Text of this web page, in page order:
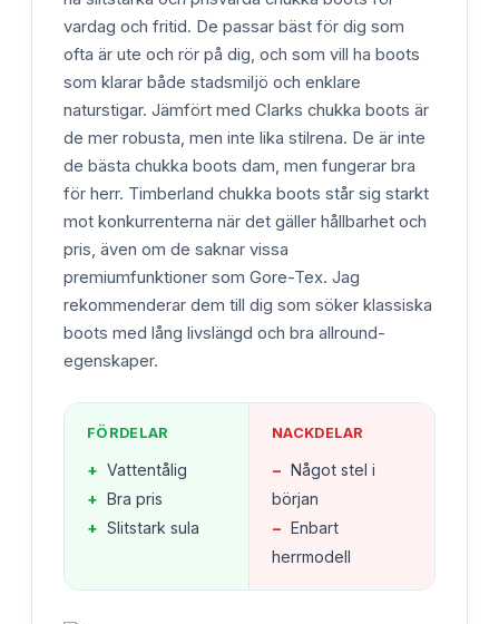
vardag och fritid. De passar bäst för dig som
ofta är ute och rör på dig, och som vill ha boots
som klarar både stadsmiljö och enklare
naturstigar. Jämfört med Clarks chukka boots är
de mer robusta, men inte lika stilrena. De är inte
de bästa chukka boots dam, men fungerar bra
för herr. Timberland chukka boots står sig starkt
mot konkurrenterna när det gäller hållbarhet och
pris, även om de saknar vissa
premiumfunktioner som Gore-Tex. Jag
rekommenderar dem till dig som söker klassiska
boots med lång livslängd och bra allround-
egenskaper.
FÖRDELAR
+ Vattentålig
+ Bra pris
+ Slitstark sula
NACKDELAR
− Något stel i
början
− Enbart
herrmodell